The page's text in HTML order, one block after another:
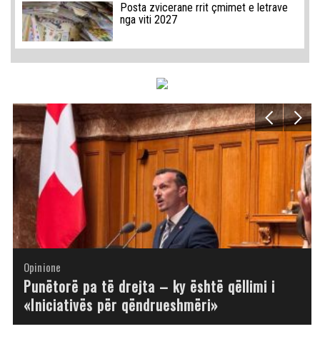
Posta zvicerane rrit çmimet e letrave
nga viti 2027
Opinione
Opinione
Punëtorë pa të drejta – ky është qëllimi i
«Iniciativës për qëndrueshmëri»
Opinione
Opinione
Opinione
Opinione
Opinione
Opinione